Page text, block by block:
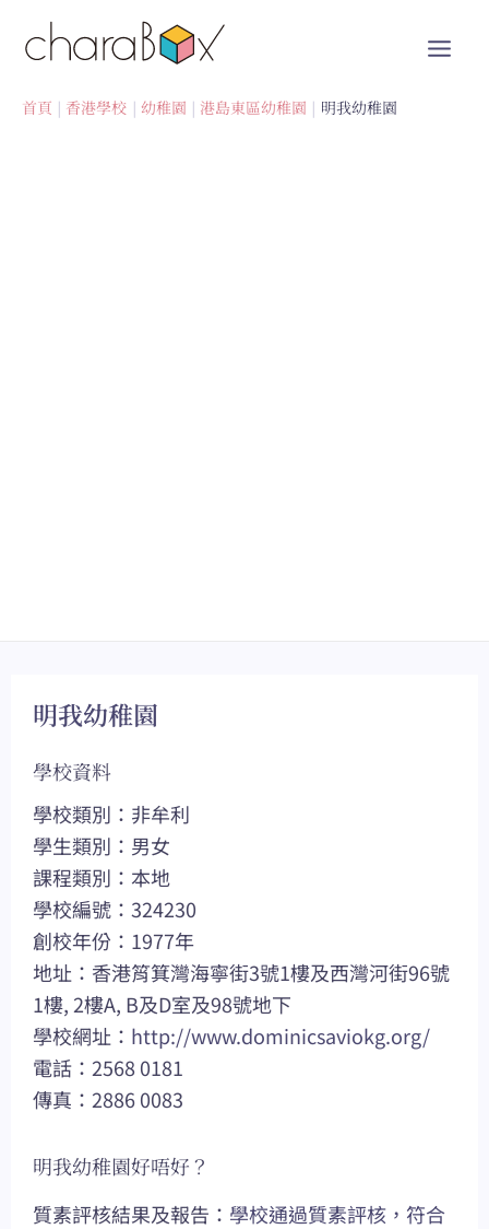
首頁 香港學校 幼稚園 港島東區幼稚園 明我幼稚園
明我幼稚園
學校資料
學校類別：非牟利
學生類別：男女
課程類別：本地
學校編號：324230
創校年份：1977年
地址：香港筲箕灣海寧街3號1樓及西灣河街96號
1樓, 2樓A, B及D室及98號地下
學校網址： http://www.dominicsaviokg.org/
電話：2568 0181
傳真：2886 0083
明我幼稚園好唔好？
質素評核結果及報告： 學校通過質素評核，符合